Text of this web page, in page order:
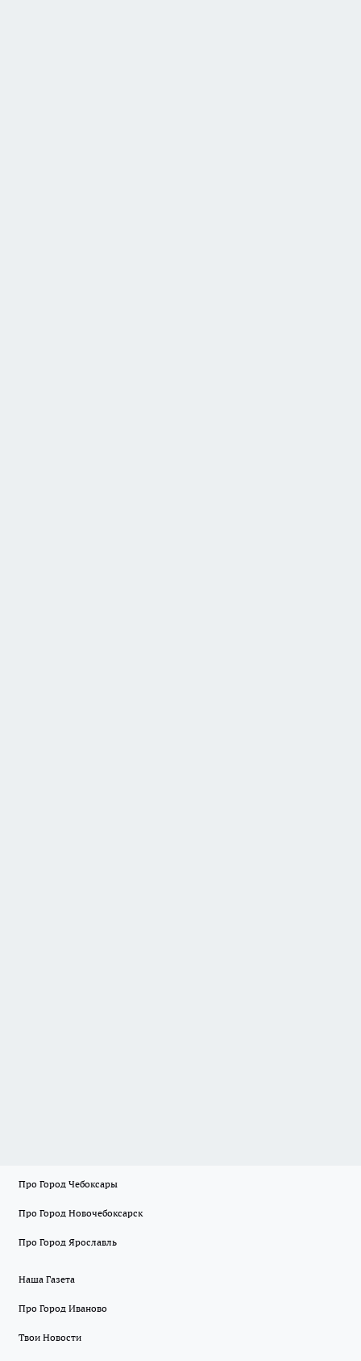
Про Город Чебоксары
Про Город Новочебоксарск
Про Город Ярославль
Наша Газета
Про Город Иваново
Твои Новости